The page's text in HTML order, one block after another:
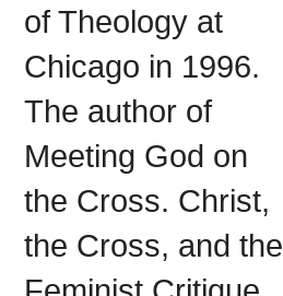
of Theology at
Chicago in 1996.
The author of
Meeting God on
the Cross. Christ,
the Cross, and the